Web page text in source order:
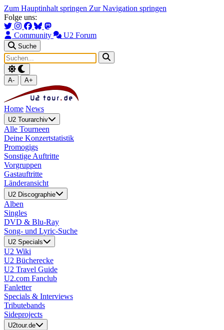
Zum Hauptinhalt springen Zur Navigation springen
Folge uns:
Community U2 Forum
Suche
A- A+
Home News
U2 Tourarchiv
Alle Tourneen
Deine Konzertstatistik
Promogigs
Sonstige Auftritte
Vorgruppen
Gastauftritte
Länderansicht
U2 Discographie
Alben
Singles
DVD & Blu-Ray
Song- und Lyric-Suche
U2 Specials
U2 Wiki
U2 Bücherecke
U2 Travel Guide
U2.com Fanclub
Fanletter
Specials & Interviews
Tributebands
Sideprojects
U2tour.de